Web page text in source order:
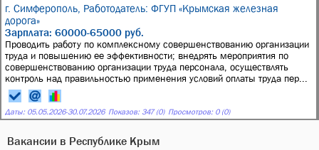
г. Симферополь, Работодатель: ФГУП «Крымская железная
дорога»
Зарплата: 60000-65000 руб.
Проводить работу по комплексному совершенствованию организации
труда и повышению ее эффективности; внедрять мероприятия по
совершенствованию организации труда персонала, осуществлять
контроль над правильностью применения условий оплаты труда пер...
Даты: 05.05.2026-30.07.2026 Показов: 347 (0) Просмотров: 0 (0)
Вакансии в Республике Крым